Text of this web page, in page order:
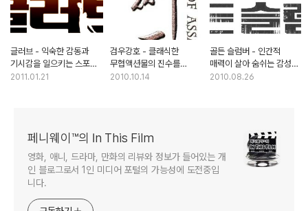
글러브 - 익숙한 감동과
기시감을 일으키는 스포츠
신파극
2011.01.21
검우강호 - 클래식한
무협액션물의 진수를
맛보다
2010.10.14
골든 슬럼버 - 인간적
매력이 살아 숨쉬는 감성
스릴러
2010.08.26
페니웨이™의 In This Film
영화, 애니, 드라마, 만화의 리뷰와 정보가 들어있는 개
인 블로그로서 1인 미디어 포털의 가능성에 도전중입
니다.